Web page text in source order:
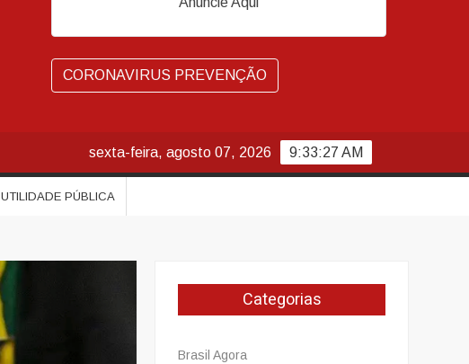
CORONAVIRUS PREVENÇÃO
9:33:28 AM
sexta-feira, agosto 07, 2026
UTILIDADE PÚBLICA
Categorias
Brasil Agora